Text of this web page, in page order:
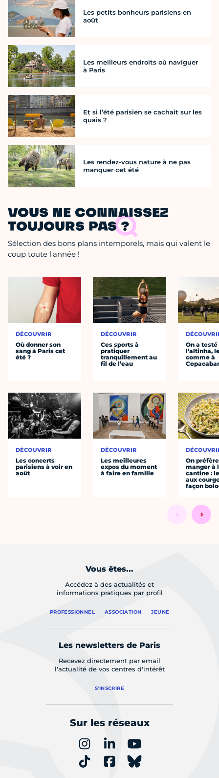
Les petits bonheurs parisiens en
août
Les meilleurs endroits où naviguer
à Paris
Et si l’été parisien se cachait sur les
quais ?
Les rendez-vous nature à ne pas
manquer cet été
VOUS NE CONNAISSEZ
TOUJOURS PAS ?
Sélection des bons plans intemporels, mais qui valent le
coup toute l'année !
DÉCOUVRIR
Où donner son
sang à Paris cet
été ?
DÉCOUVRIR
Les concerts
parisiens à voir en
août
DÉCOUVRIR
Ces sports à
pratiquer
tranquillement au
fil de l’eau
DÉCOUVRIR
Les meilleures
expos du moment
à faire en famille
On a testé
l’altinha,
comme à
On préfère
manger à
cantine :
aux
façon
Vous êtes...
Accédez à des actualités et
informations pratiques par profil
PROFESSIONNEL ASSOCIATION JEUNE
Les newsletters de Paris
Recevez directement par email
l'actualité de vos centres d'intérêt
S'INSCRIRE
Sur les réseaux